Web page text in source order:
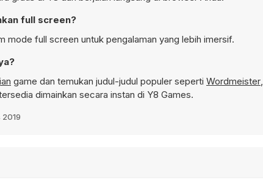
full screen?
mode full screen untuk pengalaman yang lebih imersif.
game dan temukan judul-judul populer seperti Wordmeister,
dimainkan secara instan di Y8 Games.
2019